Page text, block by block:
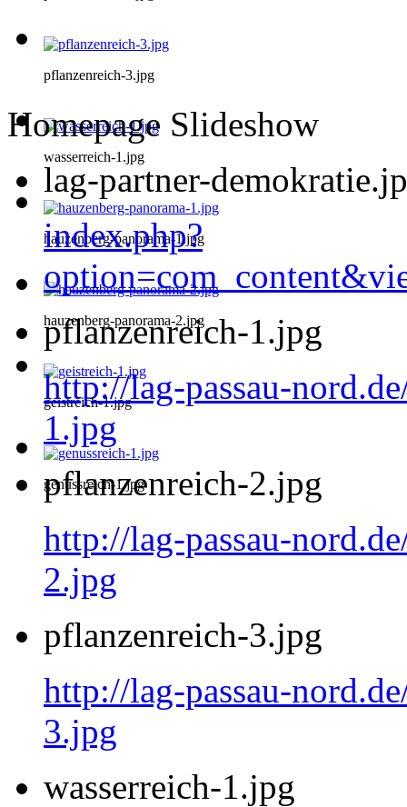
pflanzenreich-3.jpg
wasserreich-1.jpg
hauzenberg-panorama-1.jpg
hauzenberg-panorama-2.jpg
geistreich-1.jpg
genussreich-1.jpg
Homepage Slideshow
lag-partner-
index.php?
pflanzenreich-1.jpg
http://lag-passau-
1.jpg
pflanzenreich-2.jpg
http://lag-passau-
2.jpg
pflanzenreich-3.jpg
http://lag-passau-
3.jpg
wasserreich-1.jpg